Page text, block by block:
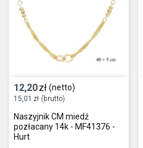
12,20zł (netto)
15,01 zł (brutto)
Naszyjnik CM miedź
pozłacany 14k - MF41376 -
Hurt